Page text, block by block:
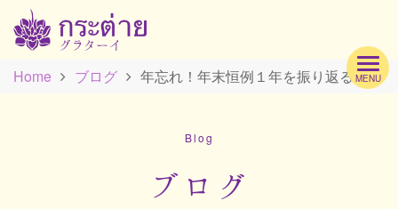
MENU
Home ブログ 年忘れ！年末恒例１年を振り返る♬
Blog
ブログ